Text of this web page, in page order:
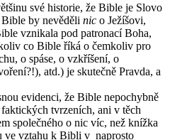
své historie, že Bible je Slovo
by nevěděli nic o Ježíšovi,
vznikala pod patronací Boha,
co Bible říká o čemkoliv pro
o spáse, o vzkříšení, o
atd.) je skutečně Pravda, a
evidenci, že Bible nepochybně
tvrzeních, ani v těch
společného o nic víc, než knížka
ve vztahu k Bibli v naprosto